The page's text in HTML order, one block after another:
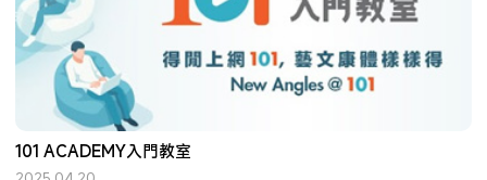
101 ACADEMY入門教室